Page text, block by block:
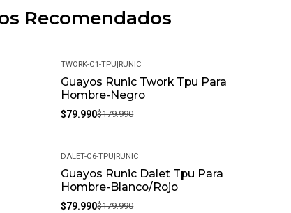
Recomendados
-56%
TWORK-C1-TPU|RUNIC
Guayos Runic Twork Tpu Para
Hombre-Negro
$79.990$179.990
-56%
DALET-C6-TPU|RUNIC
Guayos Runic Dalet Tpu Para
Hombre-Blanco/Rojo
$79.990$179.990